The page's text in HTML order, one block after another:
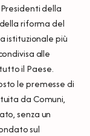
della
riforma del
istituzionale più
alle
il Paese.
le premesse di
da Comuni,
senza un
sul